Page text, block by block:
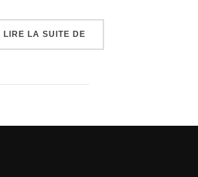
LIRE LA SUITE DE